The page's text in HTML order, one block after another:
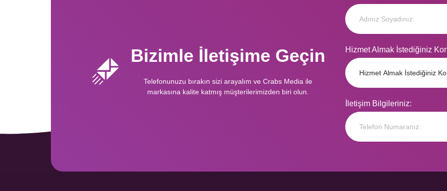
Bizimle İletişime Geçin
Telefonunuzu bırakın sizi arayalım ve Crabs Media ile
markasına kalite katmış müşterilerimizden biri olun.
Hizmet Almak İstediğiniz
İletişim Bilgileriniz: